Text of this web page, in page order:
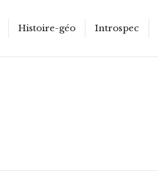
Histoire-géo Introspec